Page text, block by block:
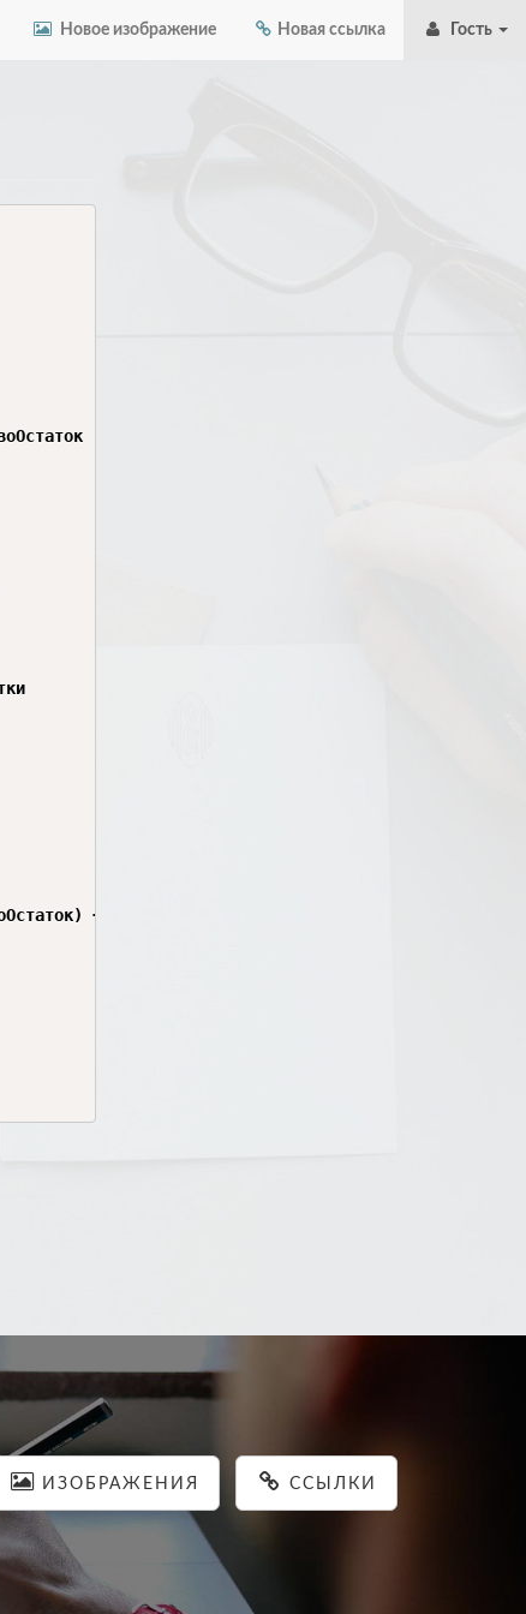
Новое изображение Новая ссылка Гость
+ " единиц материала """+
ИЗОБРАЖЕНИЯ ССЫЛКИ